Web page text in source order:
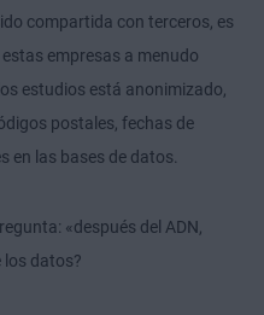
compartida con terceros, es
estas empresas a menudo
estudios está anonimizado,
postales, fechas de
en las bases de datos.
«después del ADN,
los datos?